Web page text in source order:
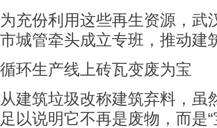
为充份利用这些再生资源，武
市城管牵头成立专班，推动建
循环生产线上砖瓦变废为宝
从建筑垃圾改称建筑弃料，虽
足以说明它不再是废物，而是“